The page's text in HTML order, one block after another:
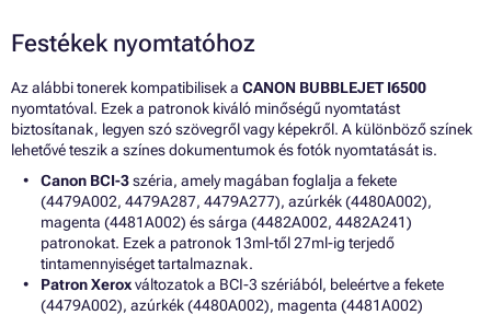
Festékek nyomtatóhoz
Az alábbi tonerek kompatibilisek a CANON BUBBLEJET I6500
nyomtatóval. Ezek a patronok kiváló minőségű nyomtatást
biztosítanak, legyen szó szövegről vagy képekről. A különböző színek
lehetővé teszik a színes dokumentumok és fotók nyomtatását is.
Canon BCI-3széria, amely magában foglalja a fekete
(4479A002, 4479A287, 4479A277), azúrkék (4480A002),
magenta (4481A002) és sárga (4482A002, 4482A241)
patronokat. Ezek a patronok 13ml-től 27ml-ig terjedő
tintamennyiséget tartalmaznak.
Patron Xeroxváltozatok a BCI-3 szériából, beleértve a fekete
(4479A002), azúrkék (4480A002), magenta (4481A002)